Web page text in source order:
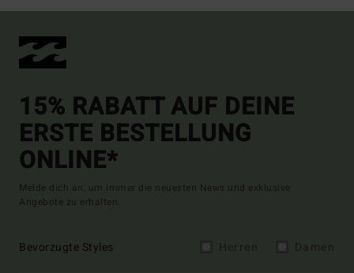
15% RABATT AUF DEINE
ERSTE BESTELLUNG
ONLINE*
Melde dich an, um immer die neuesten News und exklusive
Angebote zu erhalten.
Bevorzugte Styles